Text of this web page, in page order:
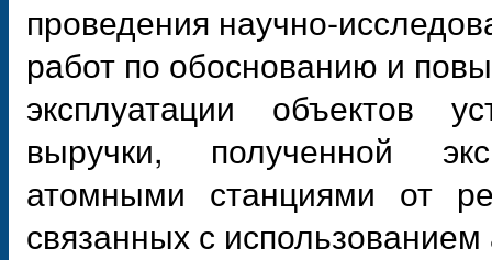
проведения научно-
работ по обоснованию и
эксплуатации объектов
выручки, полученной
атомными станциями от
связанных с